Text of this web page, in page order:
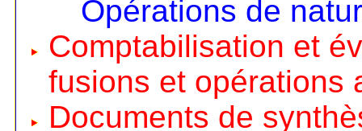
Opérations de
Comptabilisation et
fusions et opérations
Documents de